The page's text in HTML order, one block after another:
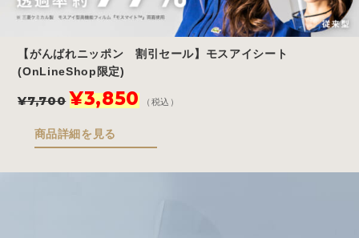
【がんばれニッポン 割引セール】モスアイシート
(OnLineShop限定)
¥7,700
元
の
価
格
は
¥3,850現
在
価
格
（税込）
商品詳細を見る